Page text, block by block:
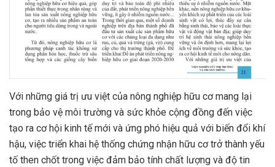
Với những giá trị ưu việt của nông nghiệp hữu cơ mang lại
trong bảo vệ môi trường và sức khỏe cộng đồng đến việc
tạo ra cơ hội kinh tế mới và ứng phó hiệu quả với biến đổi khí
hậu, việc triển khai hệ thống chứng nhận hữu cơ trở thành yếu
tố then chốt trong việc đảm bảo tính chất lượng và độ tin